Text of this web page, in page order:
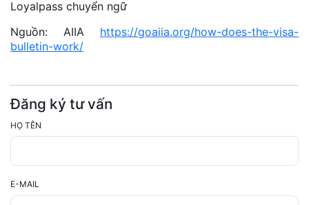
Loyalpass chuyển ngữ
Nguồn: AIIA https://goaiia.org/how-does-the-visa-
bulletin-work/
Đăng ký tư vấn
HỌ TÊN
E-MAIL